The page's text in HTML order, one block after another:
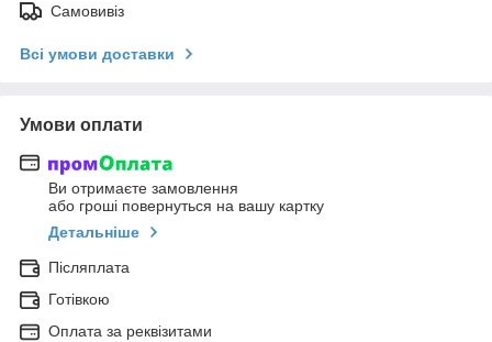
Самовивіз
Всі умови доставки
Умови оплати
Ви отримаєте замовлення
або гроші повернуться на вашу картку
Детальніше
Післяплата
Готівкою
Оплата за реквізитами